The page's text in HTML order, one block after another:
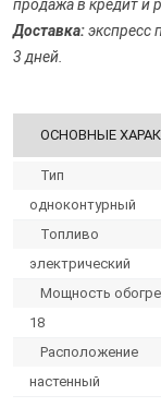
продажа в кредит и
Доставка:экспресс
3 дней.
ОСНОВНЫЕ
Тип
одноконтурный
Топливо
электрический
Мощность
18
Расположение
настенный